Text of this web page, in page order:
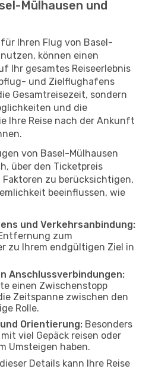
Mülhausen und
Ihren Flug von Basel-
können einen
Ihr gesamtes Reiseerlebnis
und Zielflughafens
Gesamtreisezeit, sondern
und die
Ihre Reise nach der Ankunft
von Basel-Mülhausen
über den Ticketpreis
zu berücksichtigen,
beeinflussen, wie
und Verkehrsanbindung:
zum
zu Ihrem endgültigen Ziel in
Anschlussverbindungen:
einen Zwischenstopp
Zeitspanne zwischen den
Rolle.
Orientierung: Besonders
viel Gepäck reisen oder
Umsteigen haben.
Details kann Ihre Reise